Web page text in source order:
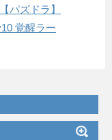
パズドラ】
覚醒ラー